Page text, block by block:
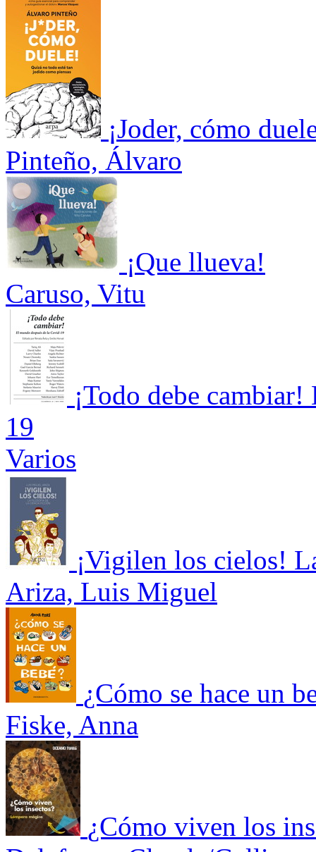
¡Joder, cómo
Pinteño, Álvaro
¡Que llueva!
Caruso, Vitu
¡Todo debe
19
Varios
¡Vigilen los cielos!
Ariza, Luis Miguel
¿Cómo se hace un
Fiske, Anna
¿Cómo viven los